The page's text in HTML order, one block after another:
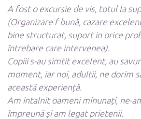
A fost o excursie de vis, totul la
(Organizare f bună, cazare
bine structurat, suport in orice
întrebare care intervenea).
Copiii s-au simtit excelent, au
moment, iar noi, adultii, ne dorim
această experiență.
Am intalnit oameni minunați, ne-
împreună și am legat prietenii.